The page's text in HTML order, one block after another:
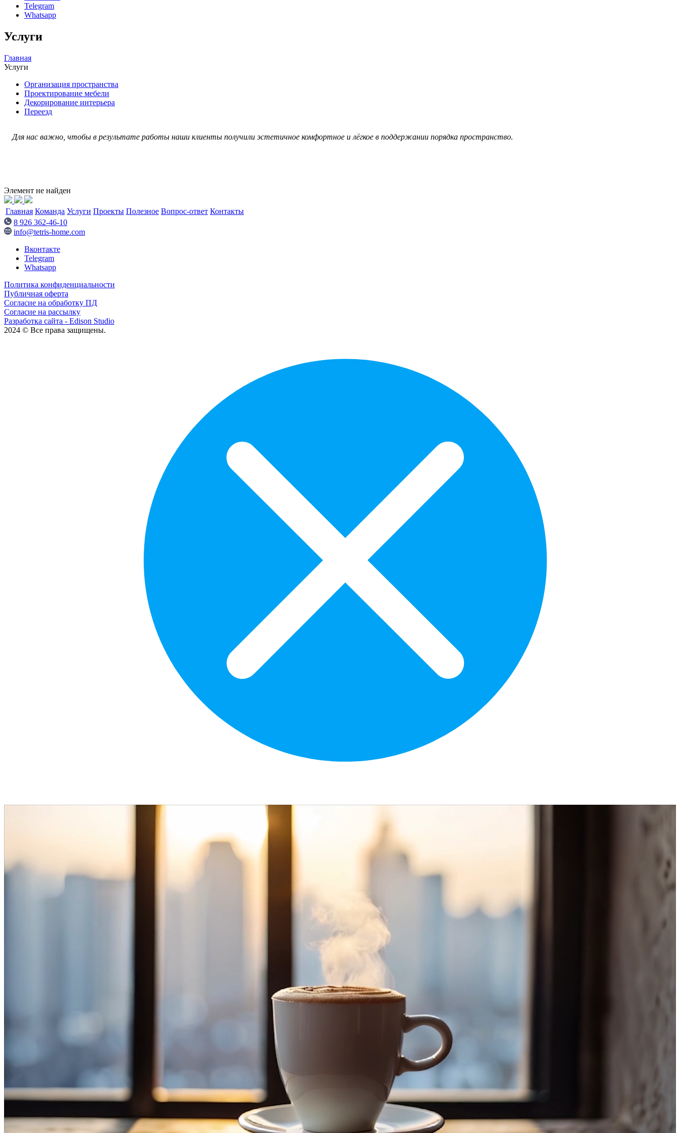
Telegram
Whatsapp
Услуги
Главная
Услуги
Организация пространства
Проектирование мебели
Декорирование интерьера
Переезд
Для нас важно, чтобы в результате работы наши клиенты получили эстетичное комфортное и лёгкое в поддержании порядка пространство.
Элемент не найден
Главная Команда Услуги Проекты Полезное Вопрос-ответ Контакты
8 926 362-46-10
info@tetris-home.com
Вконтакте
Telegram
Whatsapp
Политика конфиденциальности
Публичная оферта
Согласие на обработку ПД
Согласие на рассылку
Разработка сайта - Edison Studio
2024 © Все права защищены.